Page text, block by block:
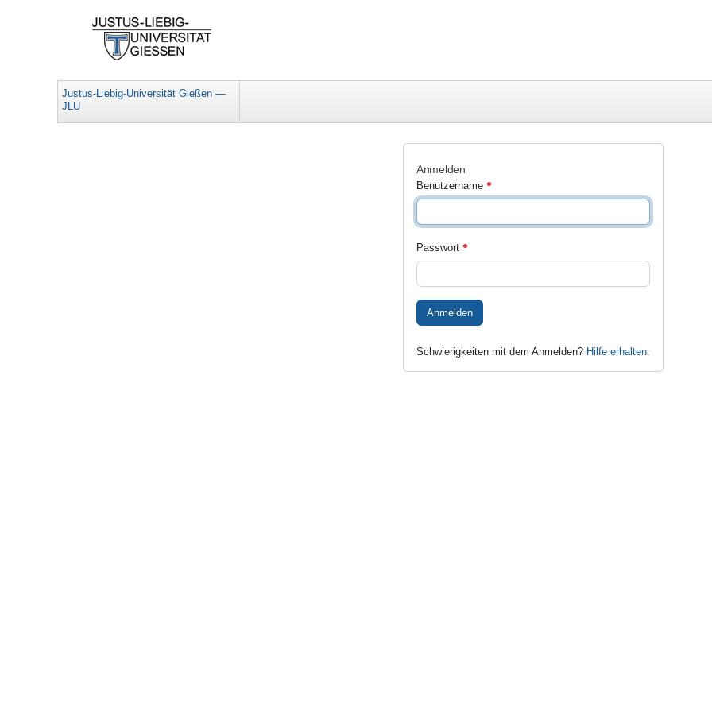
Justus-Liebig-Universität Gießen —
JLU
Anmelden
Benutzername
Passwort
Anmelden
Schwierigkeiten mit dem Anmelden? Hilfe erhalten.